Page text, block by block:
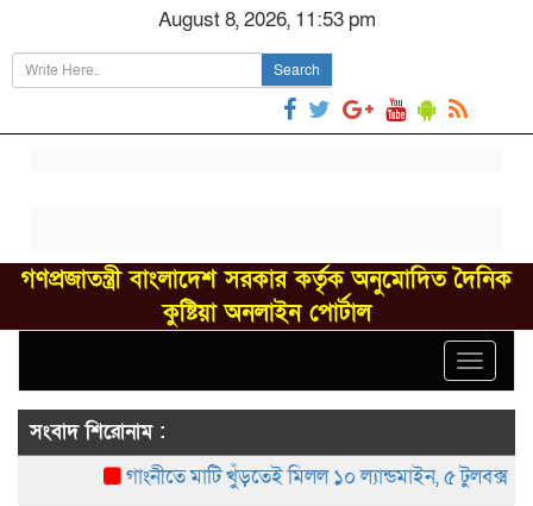
August 8, 2026, 11:53 pm
Search
গণপ্রজাতন্ত্রী বাংলাদেশ সরকার কর্তৃক অনুমোদিত দৈনিক
কুষ্টিয়া অনলাইন পোর্টাল
Toggle
সংবাদ শিরোনাম :
গাংনীতে মাটি খুঁড়তেই মিলল ১০ ল্যান্ডমাইন, ৫ টুলবক্স;